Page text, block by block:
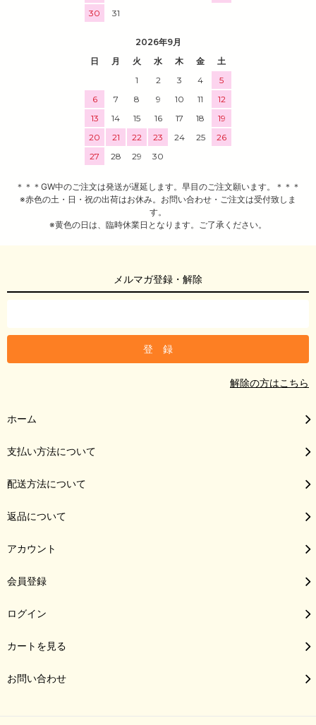
30
31
2026年9月
日
月 火 水 木 金
土
1
2 3 4
5
6
7 8 9 10 11
12
13
14 15 16 17 18
19
20
21 22 23 24 25
26
27
28 29 30
＊＊＊GW中のご注文は発送が遅延します。早目のご注文願います。＊＊＊
※赤色の土・日・祝の出荷はお休み。お問い合わせ・ご注文は受付致しま
す。
※黄色の日は、臨時休業日となります。ご了承ください。
メルマガ登録・解除
解除の方はこちら
ホーム
支払い方法について
配送方法について
返品について
アカウント
会員登録
ログイン
カートを見る
お問い合わせ